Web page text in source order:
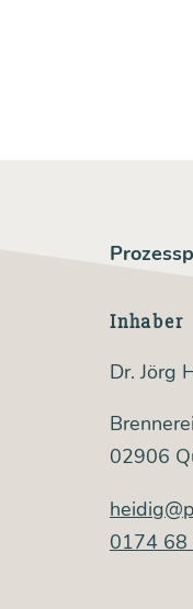
Inhaber
Dr. Jörg
02906
0174